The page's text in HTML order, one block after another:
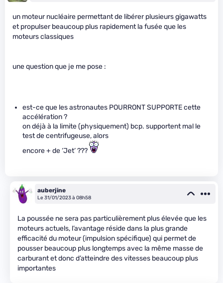
un moteur nucléaire permettant de libérer plusieurs gigawatts
etpropulser beaucoup plus rapidement la fuséeque les
moteurs classiques
une question que je me pose :
est-ce que les astronautes POURRONT SUPPORTE cette
accélération ?
on déjà à la limite (physiquement) bcp. supportent mal le
test de centrifugeuse, alors
encore + de ‘Jet’ ???
auberjine
Le 31/01/2023 à 08h58
La poussée ne sera pas particulièrement plus élevée que les
moteurs actuels, l’avantage réside dans la plus grande
efficacité du moteur (impulsion spécifique) qui permet de
pousser beaucoup plus longtemps avec la même masse de
carburant et donc d’atteindre des vitesses beaucoup plus
importantes